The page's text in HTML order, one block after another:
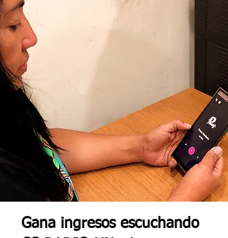
Gana ingresos escuchando